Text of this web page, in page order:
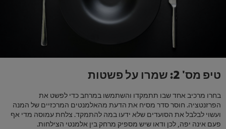
טיפ מס' 2: שמרו על פשטות
בחרו מרכיב אחד שבו תתמקדו והשתמשו במרחב כדי לפשט את
הפרזנטציה. חוסר סדר מסיח את הדעת מהאלמנטים המרכזיים של המנה
ועשוי לבלבל את הסועדים שלא ידעו במה להתמקד. צלחת עמוסה מדי אף
פעם אינה יפה, לכן ודאו שיש מספיק מרחק בין אלמנטי הצילחות.